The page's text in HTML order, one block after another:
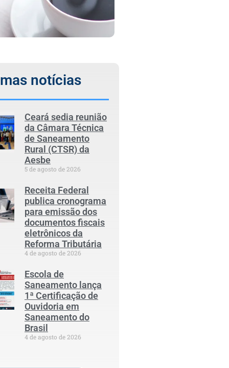
notícias
Ceará sedia reunião
da Câmara Técnica
de Saneamento
Rural (CTSR) da
Aesbe
5 de agosto de 2026
Receita Federal
publica cronograma
para emissão dos
documentos fiscais
eletrônicos da
Reforma Tributária
4 de agosto de 2026
Escola de
Saneamento lança
1ª Certificação de
Ouvidoria em
Saneamento do
Brasil
4 de agosto de 2026